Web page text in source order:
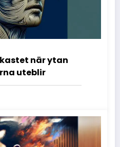
när ytan
uteblir